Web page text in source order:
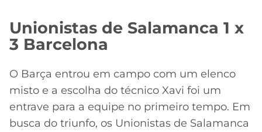
Unionistas de Salamanca 1 x
3 Barcelona
O Barça entrou em campo com um elenco
misto e a escolha do técnico Xavi foi um
entrave para a equipe no primeiro tempo. Em
busca do triunfo, os Unionistas de Salamanca